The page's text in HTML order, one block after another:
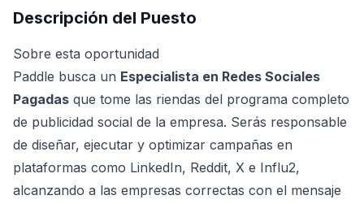
Descripción del Puesto
Sobre esta oportunidad
Paddle busca un Especialista en Redes Sociales
Pagadas que tome las riendas del programa completo
de publicidad social de la empresa. Serás responsable
de diseñar, ejecutar y optimizar campañas en
plataformas como LinkedIn, Reddit, X e Influ2,
alcanzando a las empresas correctas con el mensaje